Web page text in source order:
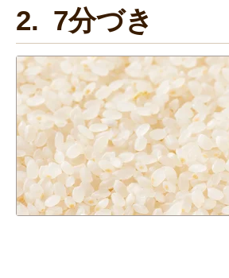
2. 7分づき